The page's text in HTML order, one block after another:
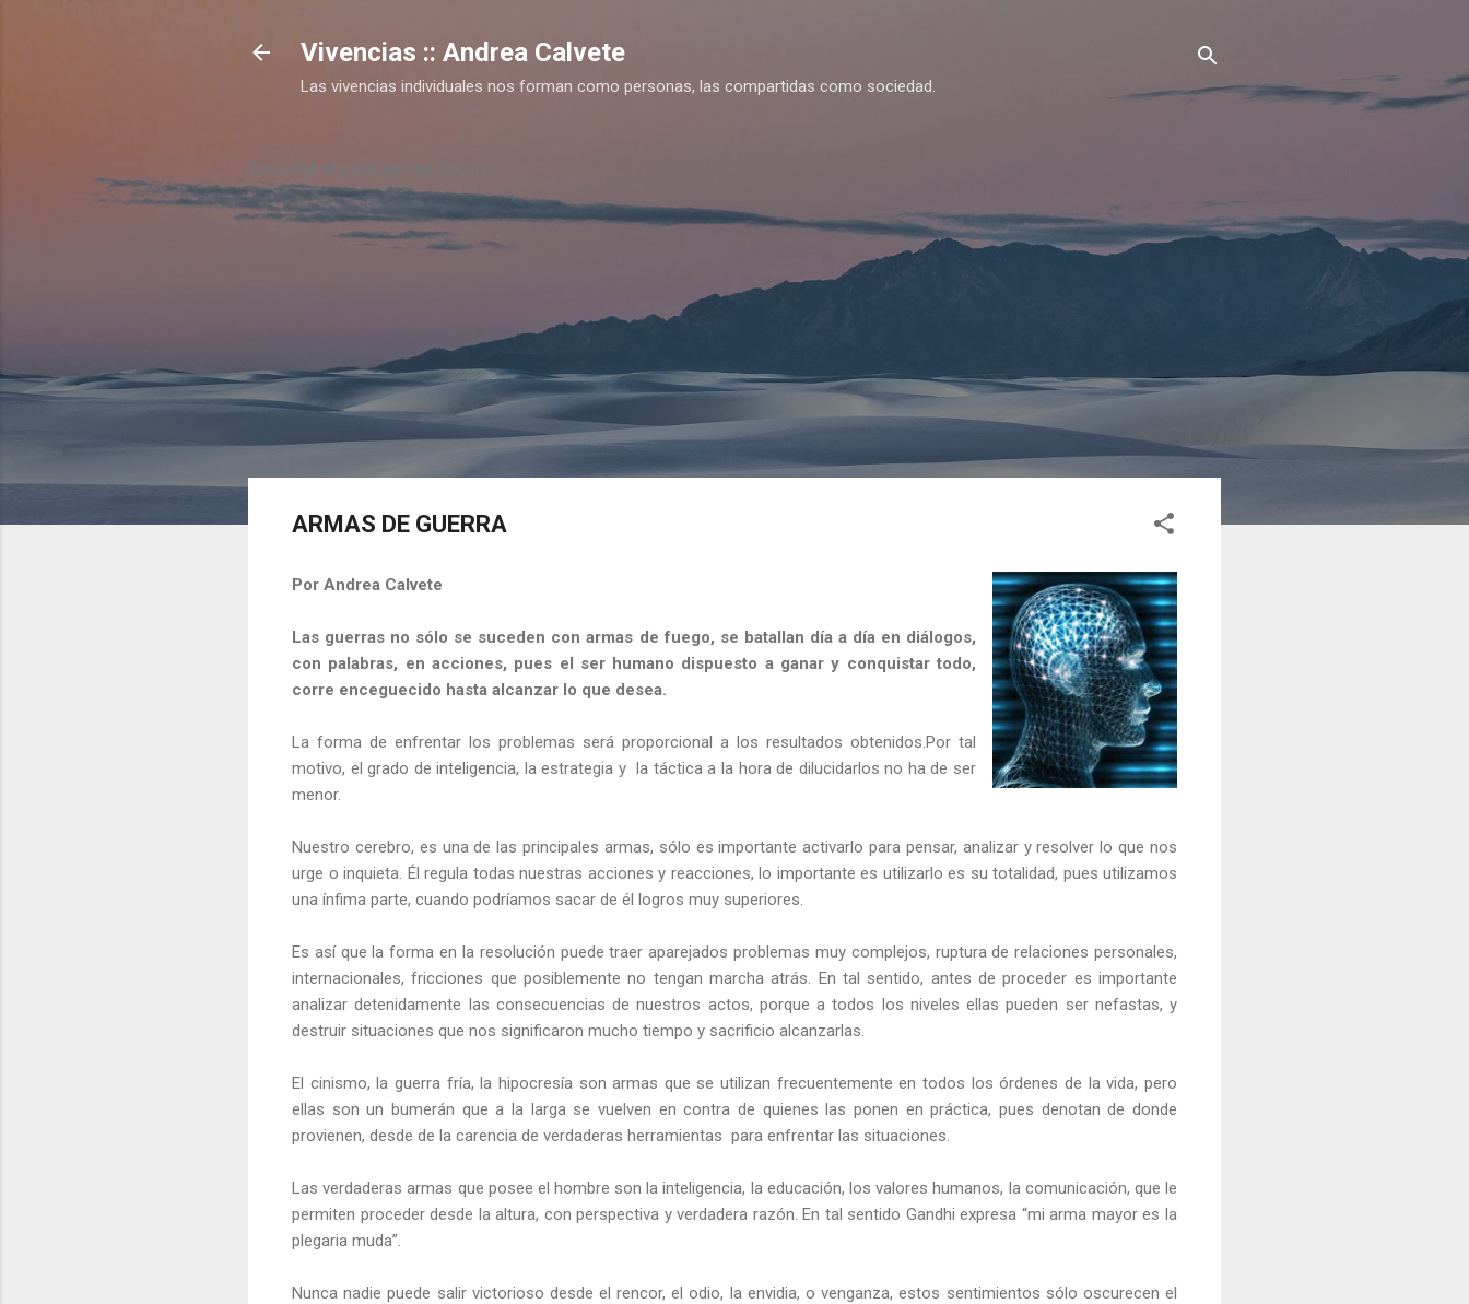
Vivencias :: Andrea Calvete
Las vivencias individuales nos forman como personas, las compartidas como sociedad.
ARMAS DE GUERRA
Por Andrea Calvete
Las guerras no sólo se suceden con armas de fuego, se batallan día a día en diálogos,
con palabras, en acciones, pues el ser humano dispuesto a ganar y conquistar todo,
corre enceguecido hasta alcanzar lo que desea.
La forma de enfrentar los problemas será proporcional a los resultados obtenidos.Por tal
motivo, el grado de inteligencia, la estrategia y la táctica a la hora de dilucidarlos no ha de ser
menor.
Nuestro cerebro, es una de las principales armas, sólo es importante activarlo para pensar, analizar y resolver lo que nos
urge o inquieta. Él regula todas nuestras acciones y reacciones, lo importante es utilizarlo es su totalidad, pues utilizamos
una ínfima parte, cuando podríamos sacar de él logros muy superiores.
Es así que la forma en la resolución puede traer aparejados problemas muy complejos, ruptura de relaciones personales,
internacionales, fricciones que posiblemente no tengan marcha atrás. En tal sentido, antes de proceder es importante
analizar detenidamente las consecuencias de nuestros actos, porque a todos los niveles ellas pueden ser nefastas, y
destruir situaciones que nos significaron mucho tiempo y sacrificio alcanzarlas.
El cinismo, la guerra fría, la hipocresía son armas que se utilizan frecuentemente en todos los órdenes de la vida, pero
ellas son un bumerán que a la larga se vuelven en contra de quienes las ponen en práctica, pues denotan de donde
provienen, desde de la carencia de verdaderas herramientas para enfrentar las situaciones.
Las verdaderas armas que posee el hombre son la inteligencia, la educación, los valores humanos, la comunicación, que le
permiten proceder desde la altura, con perspectiva y verdadera razón. En tal sentido Gandhi expresa “mi arma mayor es la
plegaria muda”.
Nunca nadie puede salir victorioso desde el rencor, el odio, la envidia, o venganza, estos sentimientos sólo oscurecen el